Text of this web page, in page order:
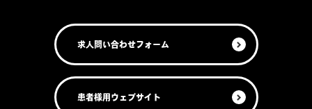
求人問い合わせフォーム
患者様用ウェブサイト